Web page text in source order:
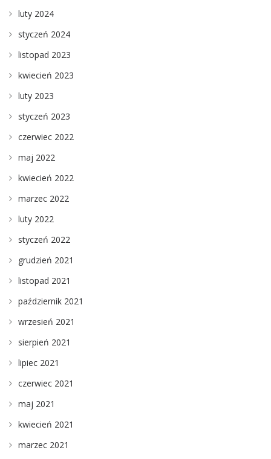
luty 2024
styczeń 2024
listopad 2023
kwiecień 2023
luty 2023
styczeń 2023
czerwiec 2022
maj 2022
kwiecień 2022
marzec 2022
luty 2022
styczeń 2022
grudzień 2021
listopad 2021
październik 2021
wrzesień 2021
sierpień 2021
lipiec 2021
czerwiec 2021
maj 2021
kwiecień 2021
marzec 2021